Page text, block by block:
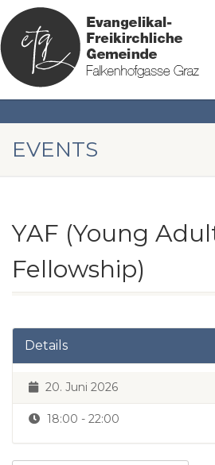
EVENTS
YAF (Young
Fellowship)
Details
20. Juni 2026
18:00 - 22:00